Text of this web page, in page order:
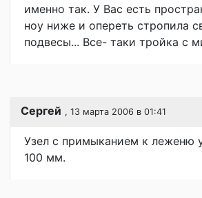
именно так. У Вас есть
ноу ниже и опереть стропила
подвесы... Все- таки тройка с
Сергей , 13 марта 2006 в 01:41
Узел с примыканием к леженю
100 мм.